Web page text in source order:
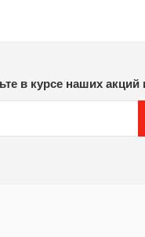
в курсе наших акций